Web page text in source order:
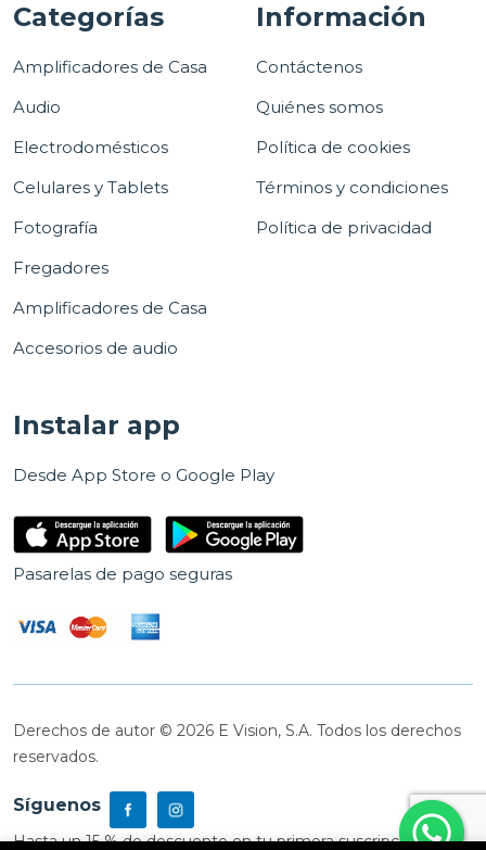
Categorías
Amplificadores de Casa
Audio
Electrodomésticos
Celulares y Tablets
Fotografía
Fregadores
Amplificadores de Casa
Accesorios de audio
Información
Contáctenos
Quiénes somos
Política de cookies
Términos y condiciones
Política de privacidad
Instalar app
Desde App Store o Google Play
Pasarelas de pago seguras
Derechos de autor © 2026 E Vision, S.A. Todos los derechos
reservados.
Síguenos
Hasta un 15 % de descuento en tu primera suscripción